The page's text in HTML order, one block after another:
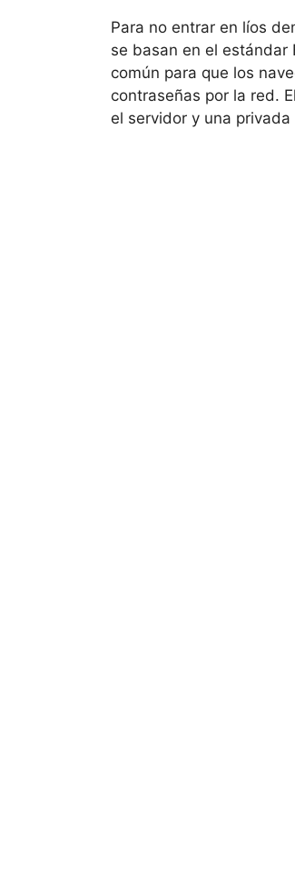
Para no entrar en líos
se basan en el estándar
común para que los
contraseñas por la red.
el servidor y una privada